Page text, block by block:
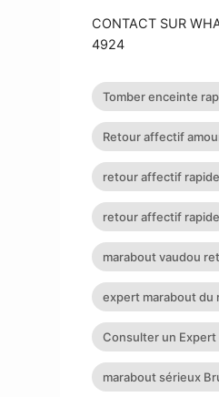
CONTACT SUR
4924
Tomber enceinte
son ex Retour
Retour affectif
Rituel retour affectif
retour affectif
retour affectif rapide
marabout vaudou
affectif sérieux
expert marabout
Consulter un
Nantes
marabout sérieux